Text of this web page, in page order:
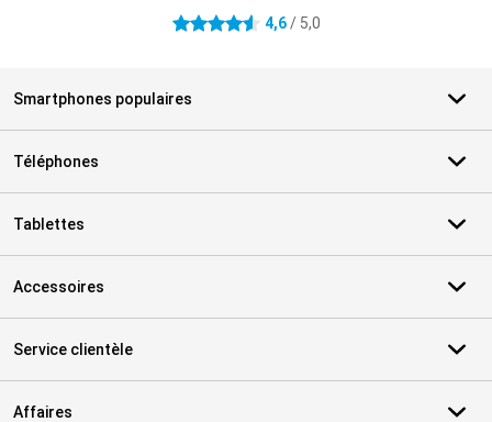
4.6 étoiles 4,6/ 5,0
Smartphones populaires
Téléphones
Tablettes
Accessoires
Service clientèle
Affaires